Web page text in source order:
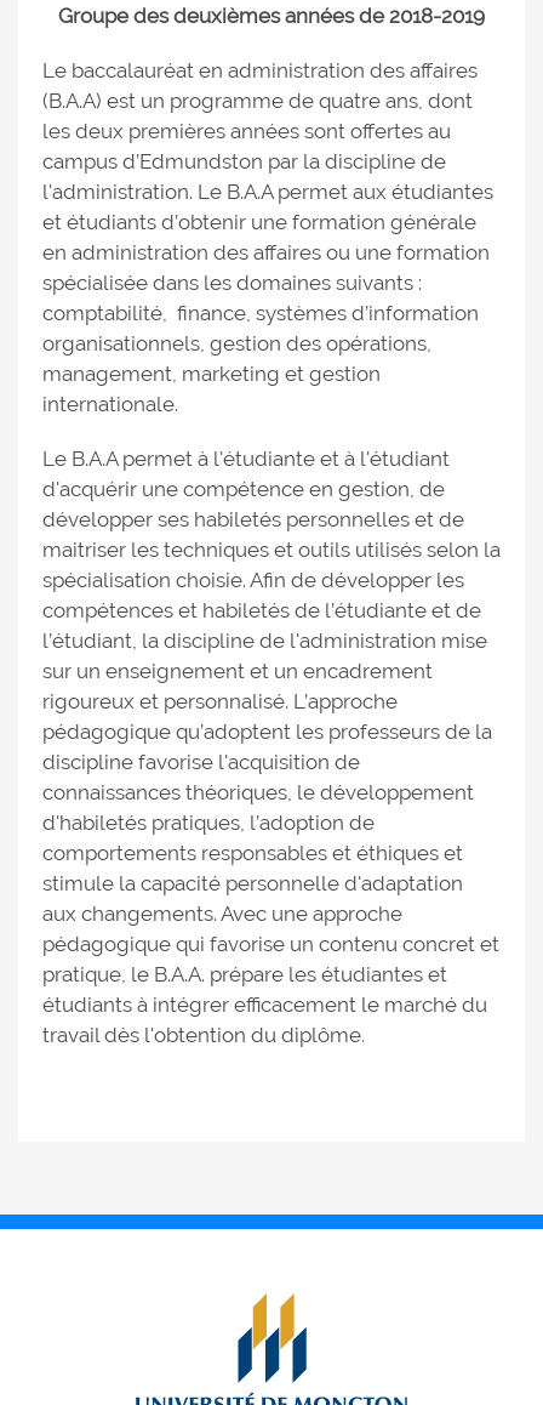
Groupe des deuxièmes années de 2018-2019
Le baccalauréat en administration des affaires
(B.A.A) est un programme de quatre ans, dont
les deux premières années sont offertes au
campus d’Edmundston par la discipline de
l'administration. Le B.A.A permet aux étudiantes
et étudiants d’obtenir une formation générale
en administration des affaires ou une formation
spécialisée dans les domaines suivants :
comptabilité, finance, systèmes d’information
organisationnels, gestion des opérations,
management, marketing et gestion
internationale.
Le B.A.A permet à l'étudiante et à l'étudiant
d'acquérir une compétence en gestion, de
développer ses habiletés personnelles et de
maitriser les techniques et outils utilisés selon la
spécialisation choisie. Afin de développer les
compétences et habiletés de l’étudiante et de
l’étudiant, la discipline de l'administration mise
sur un enseignement et un encadrement
rigoureux et personnalisé. L’approche
pédagogique qu’adoptent les professeurs de la
discipline favorise l'acquisition de
connaissances théoriques, le développement
d'habiletés pratiques, l’adoption de
comportements responsables et éthiques et
stimule la capacité personnelle d'adaptation
aux changements. Avec une approche
pédagogique qui favorise un contenu concret et
pratique, le B.A.A. prépare les étudiantes et
étudiants à intégrer efficacement le marché du
travail dès l'obtention du diplôme.